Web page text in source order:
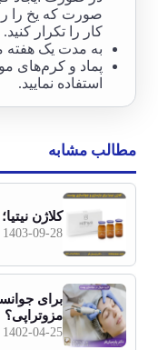
صورت که یخ را
کار را تکرار کنید.
به مدت یک هفته
پماد و کرم‌های
استفاده نمایید.
مطالب مشابه
کلاژن
1403-09-28
برای
مزوتراپی؟
1402-04-25